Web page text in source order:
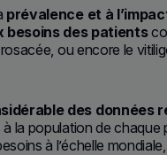
prévalence et à
besoins des patients
ou encore le
des données
la population de
à l’échelle